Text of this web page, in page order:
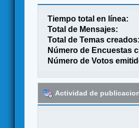
Tiempo total en línea:
Total de Mensajes:
Total de Temas creados:
Número de Encuestas
Número de Votos
Actividad de